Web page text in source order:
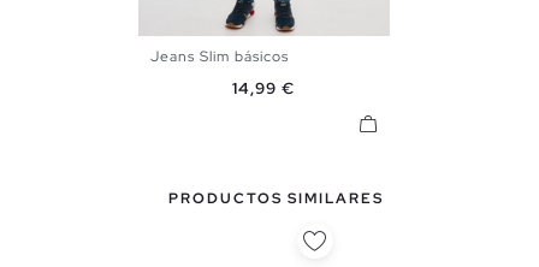
Jeans Slim básicos
Precio
14,99 €
PRODUCTOS SIMILARES